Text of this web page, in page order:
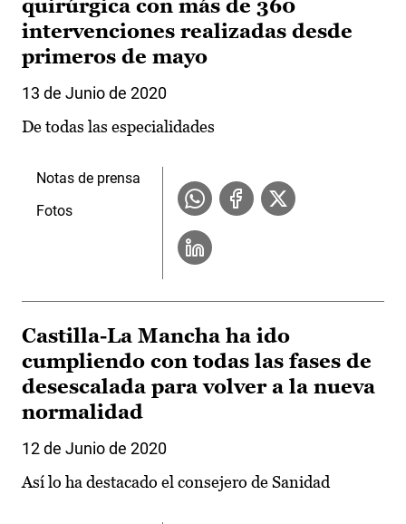
quirúrgica con más de 360
intervenciones realizadas desde
primeros de mayo
13 de Junio de 2020
De todas las especialidades
Notas de prensa
Fotos
Castilla-La Mancha ha ido
cumpliendo con todas las fases de
desescalada para volver a la nueva
normalidad
12 de Junio de 2020
Así lo ha destacado el consejero de Sanidad